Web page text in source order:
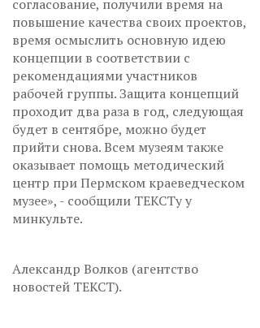
согласование, получили время на
повышение качества своих проектов,
время осмыслить основную идею
концепции в соответствии с
рекомендациями участников
рабочей группы. Защита концепций
проходит два раза в год, следующая
будет в сентябре, можно будет
прийти снова. Всем музеям также
оказывает помощь методический
центр при Пермском краеведческом
музее», - сообщили ТЕКСТу у
минкульте.
Александр Волков (агентство
новостей ТЕКСТ).